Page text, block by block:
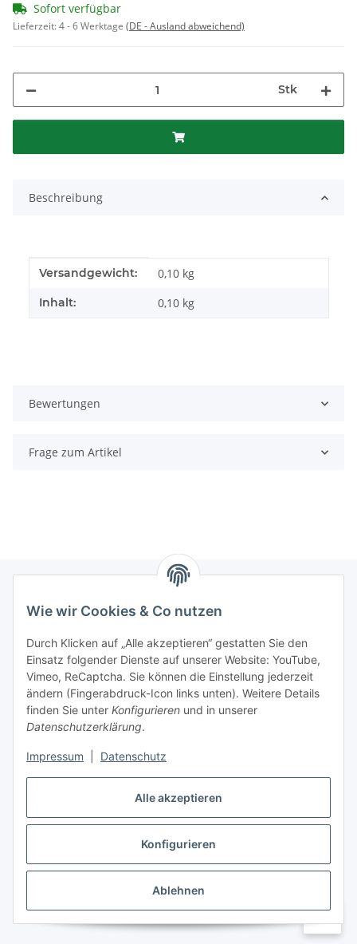
Alle akzeptieren
Konfigurieren
Ablehnen
Wie wir Cookies & Co nutzen
Durch Klicken auf „Alle akzeptieren“ gestatten Sie den
Einsatz folgender Dienste auf unserer Website: YouTube,
Vimeo, ReCaptcha. Sie können die Einstellung jederzeit
ändern (Fingerabdruck-Icon links unten). Weitere Details
finden Sie unter Konfigurieren und in unserer
Datenschutzerklärung.
Impressum Datenschutz
Sofort verfügbar
Lieferzeit:4 - 6 Werktage (DE - Ausland abweichend)
Stk
Beschreibung
Produkteigenschaft
Wert
Versandgewicht: 0,10 kg
Inhalt: 0,10 kg
Bewertungen
Frage zum Artikel
Informationen
Gesetzliche Informationen
Mein Konto
masterframe GmbH
Vertrag widerrufen
* Alle Preise inkl. gesetzlicher USt., zzgl.Versand